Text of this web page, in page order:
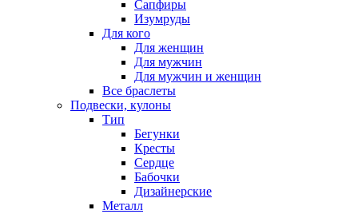
Сапфиры
Изумруды
Для кого
Для женщин
Для мужчин
Для мужчин и женщин
Все браслеты
Подвески, кулоны
Тип
Бегунки
Кресты
Сердце
Бабочки
Дизайнерские
Металл